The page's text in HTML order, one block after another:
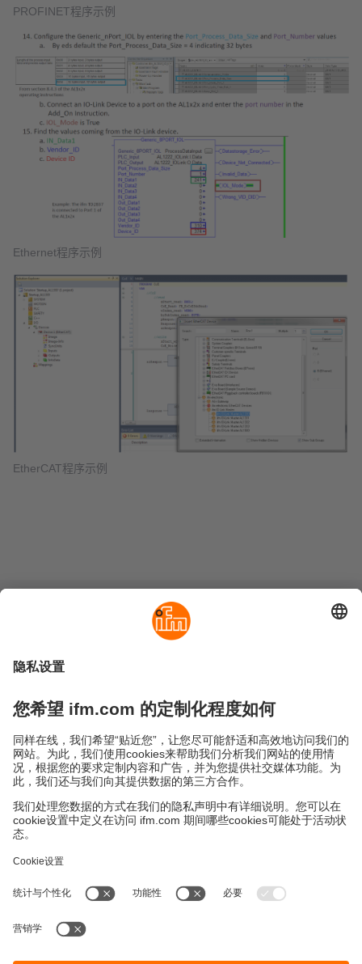
PROFINET程序示例
Ethernet程序示例
EtherCAT程序示例
地点 (EN)
隐私政策
易福门电子(上海)有限公司
上海市浦东新区
盛夏路61弄1号楼6层
邮编: 201203
总机: 021 3813 4800
电子邮箱:info.cn@ifm.com
沪ICP备19047231号-1
沪公网安备31011502010310号
工作时间：
（节假日除外）